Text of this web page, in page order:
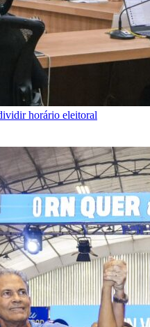
horário eleitoral